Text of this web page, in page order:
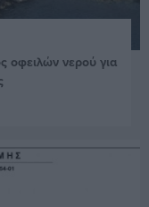
οφειλών νερού για